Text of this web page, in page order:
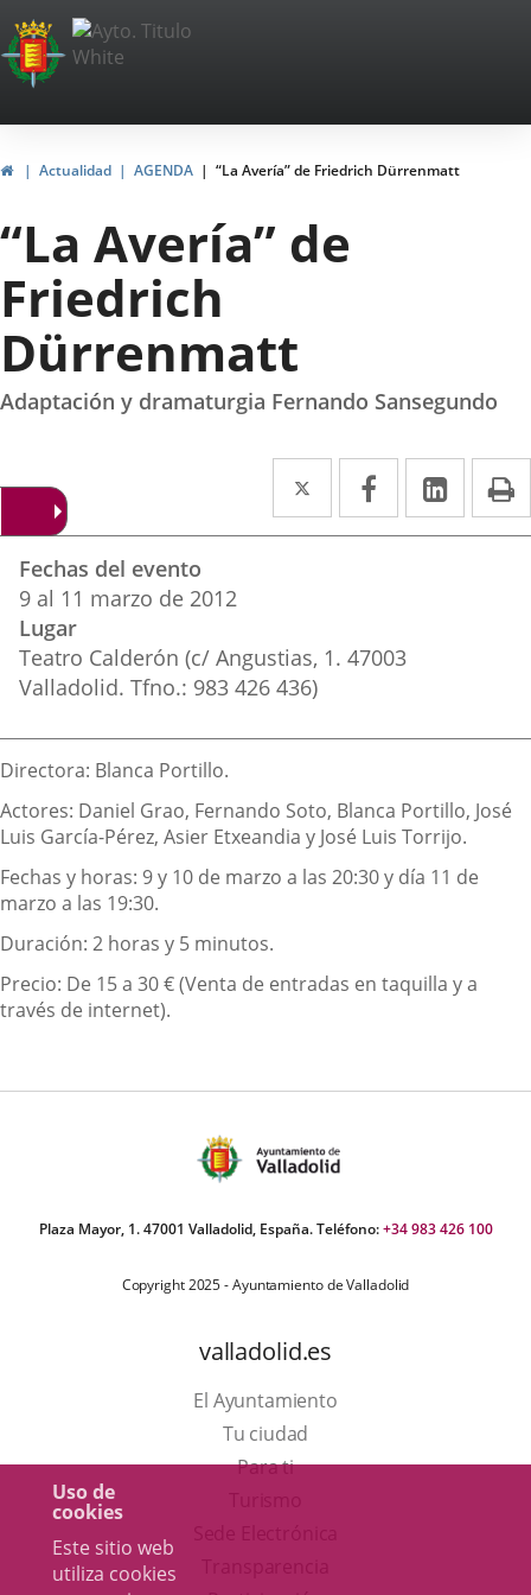
Uso de
cookies
Este sitio web
utiliza cookies
Saltar al contenido
Portal
Web
del
Ayuntamiento
de
Valladolid
InicioActualidad AGENDA “La Avería” de Friedrich Dürrenmatt
“La Avería” de
Friedrich
Dürrenmatt
Adaptación y dramaturgia Fernando Sansegundo
Twitter
Enlace
a
Facebook
Enlace
a
Enlace
a
del
evento
Fechas del evento
9 al 11 marzo de 2012
Lugar
Teatro Calderón (c/ Angustias, 1. 47003
Valladolid. Tfno.: 983 426 436)
Descripción
Directora: Blanca Portillo.
Actores: Daniel Grao, Fernando Soto, Blanca Portillo, José
Luis García-Pérez, Asier Etxeandia y José Luis Torrijo.
Fechas y horas: 9 y 10 de marzo a las 20:30 y día 11 de
marzo a las 19:30.
Duración: 2 horas y 5 minutos.
Precio: De 15 a 30 € (Venta de entradas en taquilla y a
través de internet).
Plaza Mayor, 1. 47001 Valladolid, España. Teléfono:+34 983 426 100
Copyright 2025 - Ayuntamiento de Valladolid
valladolid.es
El Ayuntamiento
Tu ciudad
Para ti